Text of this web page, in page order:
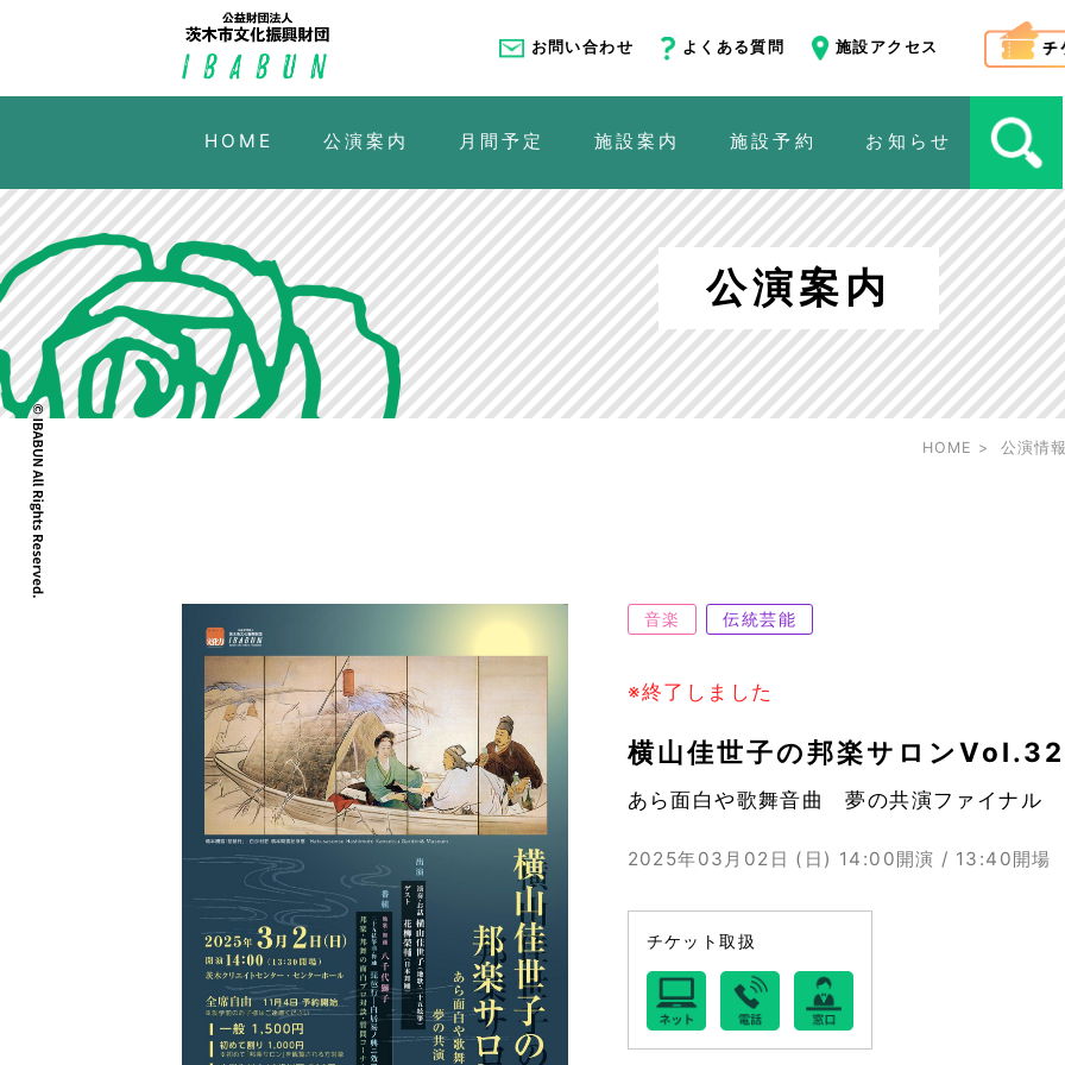
お問い合わせ よくある質問 施設アクセス
HOME 公演案内 月間予定 施設案内 施設予約 お知らせ
公演案内
HOME 公演情報
音楽 伝統芸能
※終了しました
横山佳世子の邦楽サロンVol.32
あら面白や歌舞音曲 夢の共演ファイナル
2025年03月02日 (日) 14:00開演 / 13:40開場
チケット取扱